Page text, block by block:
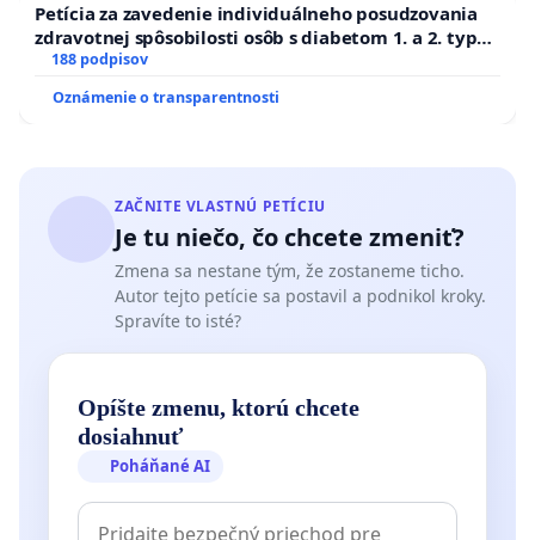
Petícia za zavedenie individuálneho posudzovania
zdravotnej spôsobilosti osôb s diabetom 1. a 2. typu
pri prijímaní do Policajného zboru SR
188 podpisov
Oznámenie o transparentnosti
ZAČNITE VLASTNÚ PETÍCIU
Je tu niečo, čo chcete zmeniť?
Zmena sa nestane tým, že zostaneme ticho.
Autor tejto petície sa postavil a podnikol kroky.
Spravíte to isté?
Opíšte zmenu, ktorú chcete
dosiahnuť
Poháňané AI